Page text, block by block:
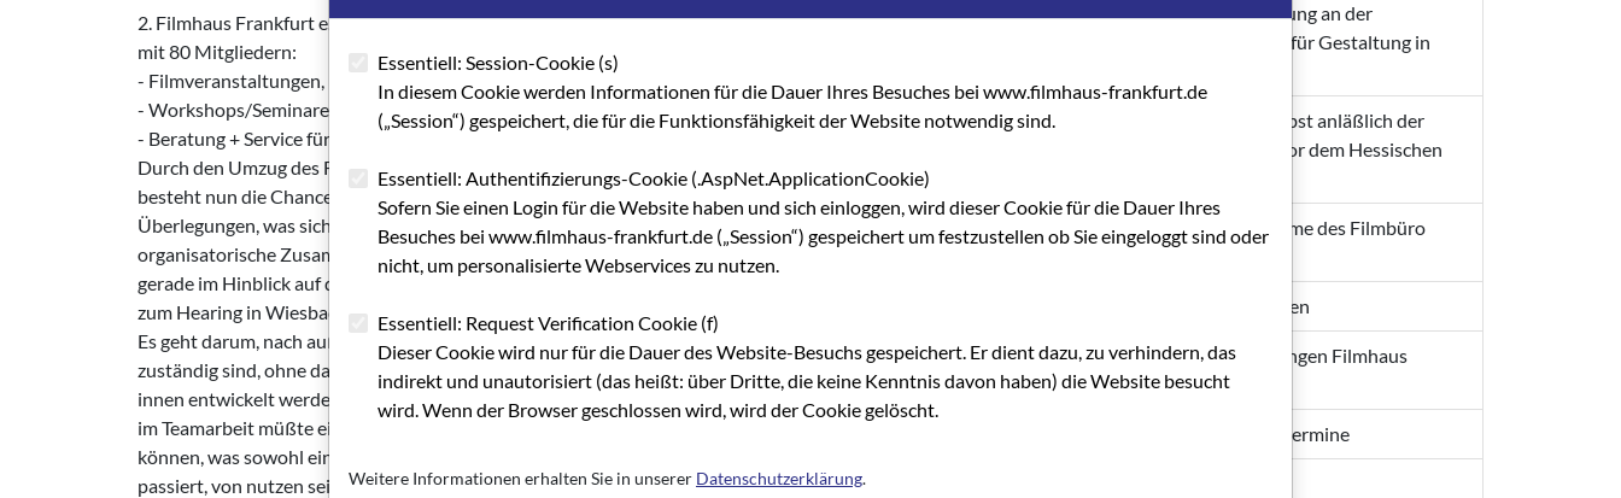
2. Filmhaus Frankfurt e. V.
mit 80 Mitgliedern:
- Filmveranstaltungen, Diskussionen und Foren zu filmpolitischen Fragen;
- Workshops/Seminare/Fortbildung - Informationsveranstaltungen etc.
- Beratung + Service für Filmemacher und -Produktionen
Durch den Umzug des Filmhauses in die Hamburger Allee haben sich die räumlichen Bedingungen verbessert. Von daher
besteht nun die Chance, hier einen öffentlichen Ort zu gestalten, der für die Szene von Bedeutung werden kann. Mit den
Überlegungen, was sich qualitativ verbessern wird, kamen auch die Diskussionen über eine räumliche und
organisatorische Zusammenlegung von Filmhaus, Filmbüro und der Geschäftsstelle der Hessischen Filmförderung auf,
gerade im Hinblick auf die Diskussionen um die Notwendigkeit der Erhöhung der hessischen Filmförderung (s. Beiträge
zum Hearing in Wiesbaden, S.... ), aber auch im Zusammenhang mit der Verbesserung der Infrastruktur für die Filmszene.
Es geht darum, nach außen ein klares Modell aufzubauen, aus dem für jeden erkennbar ist, welche Teilbereiche für ihn
zuständig sind, ohne daß er den langen Weg über drei Telefonleitungen gehen muß. Dieses Modell nach außen muß von
innen entwickelt werden, das heißt übersichtliche Zuordnung der einzelnen Arbeitsbereiche. Zwischen den Mitarbeitern
im Teamarbeit müßte ein ständiger Informationsfluß bestehen, damit ggf. schnelle Entscheidungen getroffen werden
können, was sowohl einzelnen Veranstaltungen, als auch der Präsentation dessen, was hier im Film- und Medienbereich
passiert, von nutzen sein kann.
Filmausbildung an der
Hochschule für Gestaltung in
Helmut Herbst anläßlich der
Anhörung vor dem Hessischen
Stellungnahme des Filmbüro
Informationen
Veranstaltungen Filmhaus
Frankfurt
Förderungstermine
Essentiell: Session-Cookie (s)
In diesem Cookie werden Informationen für die Dauer Ihres Besuches bei www.filmhaus-frankfurt.de
(„Session“) gespeichert, die für die Funktionsfähigkeit der Website notwendig sind.
Essentiell: Authentifizierungs-Cookie (.AspNet.ApplicationCookie)
Sofern Sie einen Login für die Website haben und sich einloggen, wird dieser Cookie für die Dauer Ihres
Besuches bei www.filmhaus-frankfurt.de („Session“) gespeichert um festzustellen ob Sie eingeloggt sind oder
nicht, um personalisierte Webservices zu nutzen.
Essentiell: Request Verification Cookie (f)
Dieser Cookie wird nur für die Dauer des Website-Besuchs gespeichert. Er dient dazu, zu verhindern, das
indirekt und unautorisiert (das heißt: über Dritte, die keine Kenntnis davon haben) die Website besucht
wird. Wenn der Browser geschlossen wird, wird der Cookie gelöscht.
Weitere Informationen erhalten Sie in unserer Datenschutzerklärung.